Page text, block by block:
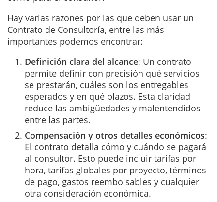
Hay varias razones por las que deben usar un
Contrato de Consultoría, entre las más
importantes podemos encontrar:
Definición clara del alcance: Un contrato
permite definir con precisión qué servicios
se prestarán, cuáles son los entregables
esperados y en qué plazos. Esta claridad
reduce las ambigüedades y malentendidos
entre las partes.
Compensación y otros detalles económicos:
El contrato detalla cómo y cuándo se pagará
al consultor. Esto puede incluir tarifas por
hora, tarifas globales por proyecto, términos
de pago, gastos reembolsables y cualquier
otra consideración económica.